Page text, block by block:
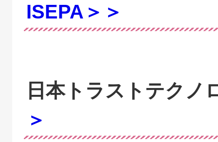
ISEPA＞＞
日本トラストテクノ
＞